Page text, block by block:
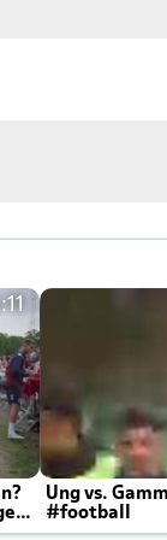
Ung vs.
#football